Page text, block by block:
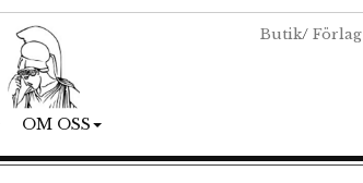
Butik/ Förlag
OM OSS